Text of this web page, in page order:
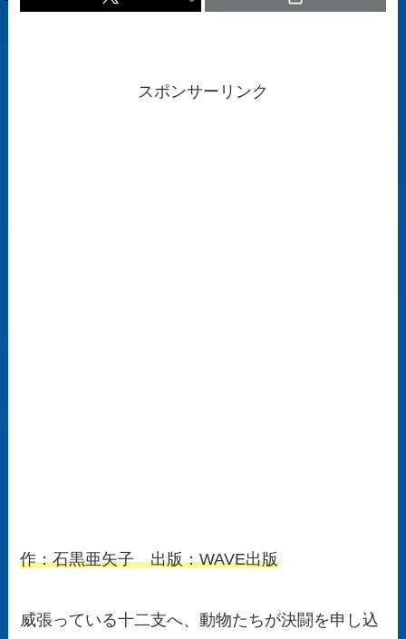
スポンサーリンク
作：石黒亜矢子 出版：WAVE出版
威張っている十二支へ、動物たちが決闘を申し込